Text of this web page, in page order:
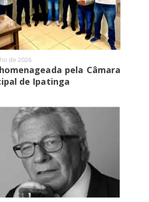
de 2026
pela Câmara
de Ipatinga